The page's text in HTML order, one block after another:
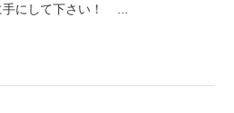
手にして下さい！ ...